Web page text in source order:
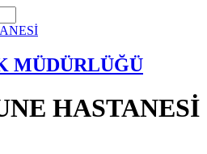
MÜDÜRLÜĞÜ
HASTANESİ